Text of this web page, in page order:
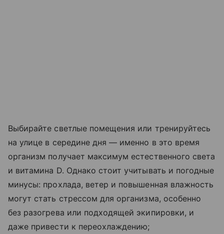
Выбирайте светлые помещения или тренируйтесь
на улице в середине дня — именно в это время
организм получает максимум естественного света
и витамина D. Однако стоит учитывать и погодные
минусы: прохлада, ветер и повышенная влажность
могут стать стрессом для организма, особенно
без разогрева или подходящей экипировки, и
даже привести к переохлаждению;